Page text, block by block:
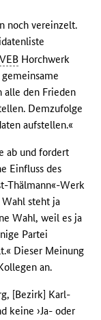
noch vereinzelt.
VEB Horchwerk
den Frieden
Demzufolge
aufstellen.«
ab und fordert
Einfluss des
Thälmann«-Werk
Wahl steht ja
Wahl, weil es ja
Partei
Dieser Meinung
an.
[Bezirk] Karl-
keine ›Ja- oder